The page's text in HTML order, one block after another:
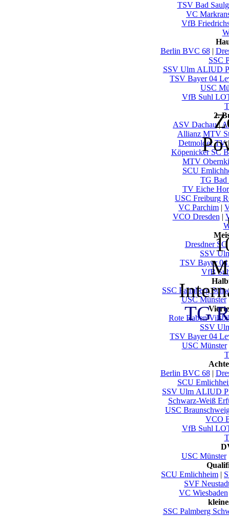
TSV Bad
VC
VfB
Berlin BVC 68|
SSC
SSV Ulm ALIUD
TSV Bayer 04
USC
VfB Suhl
2.
ASV Dachau|
Allianz MTV
Detmolder TV
Köpenicker SC
MTV
SCU
TG Bad
TV Eiche
USC Freiburg
VC Parchim |
VCO Dresden |
Dresdner SC
SSV
TSV Bayer 04
VfB
SSC Palmberg
USC Münster
Rote Raben
SSV
TSV Bayer 04
USC Münster
Berlin BVC 68|
SCU
SSV Ulm ALIUD
Schwarz-Weiß
USC
VCO
VfB Suhl
USC Münster
SCU Emlichheim |
SVF
VC Wiesbaden
SSC Palmberg
TG